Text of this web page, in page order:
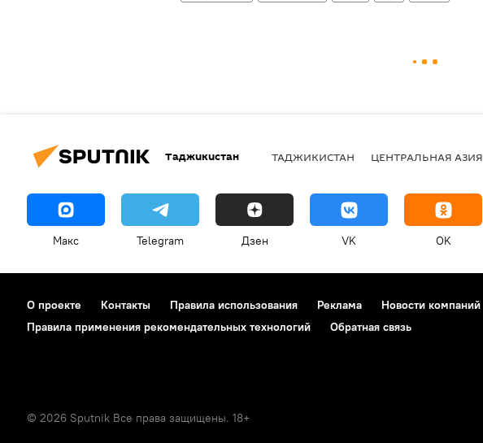
Таджикистан ТАДЖИКИСТАН ЦЕНТРАЛЬНАЯ АЗИЯ
Макс Telegram Дзен VK OK
О проекте Контакты Правила использования Реклама Новости компаний
Правила применения рекомендательных технологий
Обратная связь
© 2026 Sputnik Все права защищены. 18+